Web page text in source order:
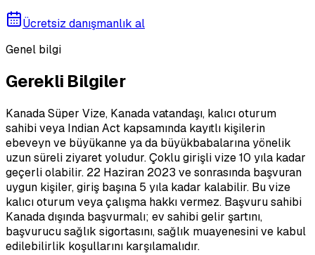
Ücretsiz danışmanlık al
Genel bilgi
Gerekli Bilgiler
Kanada Süper Vize, Kanada vatandaşı, kalıcı oturum
sahibi veya Indian Act kapsamında kayıtlı kişilerin
ebeveyn ve büyükanne ya da büyükbabalarına yönelik
uzun süreli ziyaret yoludur. Çoklu girişli vize 10 yıla kadar
geçerli olabilir. 22 Haziran 2023 ve sonrasında başvuran
uygun kişiler, giriş başına 5 yıla kadar kalabilir. Bu vize
kalıcı oturum veya çalışma hakkı vermez. Başvuru sahibi
Kanada dışında başvurmalı; ev sahibi gelir şartını,
başvurucu sağlık sigortasını, sağlık muayenesini ve kabul
edilebilirlik koşullarını karşılamalıdır.